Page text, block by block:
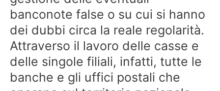
banconote false o su cui si hanno
dei dubbi circa la reale regolarità.
Attraverso il lavoro delle casse e
delle singole filiali, infatti, tutte le
banche e gli uffici postali che